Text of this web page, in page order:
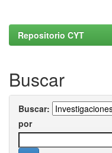
Repositorio CYT
Buscar
Buscar:
por